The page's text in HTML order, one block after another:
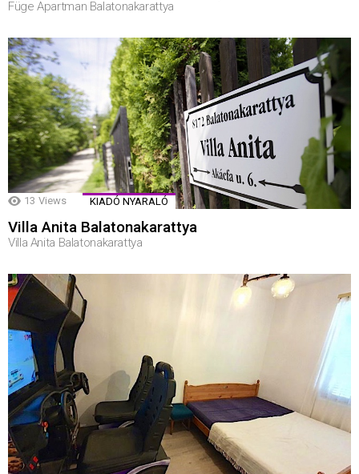
Füge Apartman Balatonakarattya
13 Views KIADÓ NYARALÓ
Villa Anita Balatonakarattya
Villa Anita Balatonakarattya